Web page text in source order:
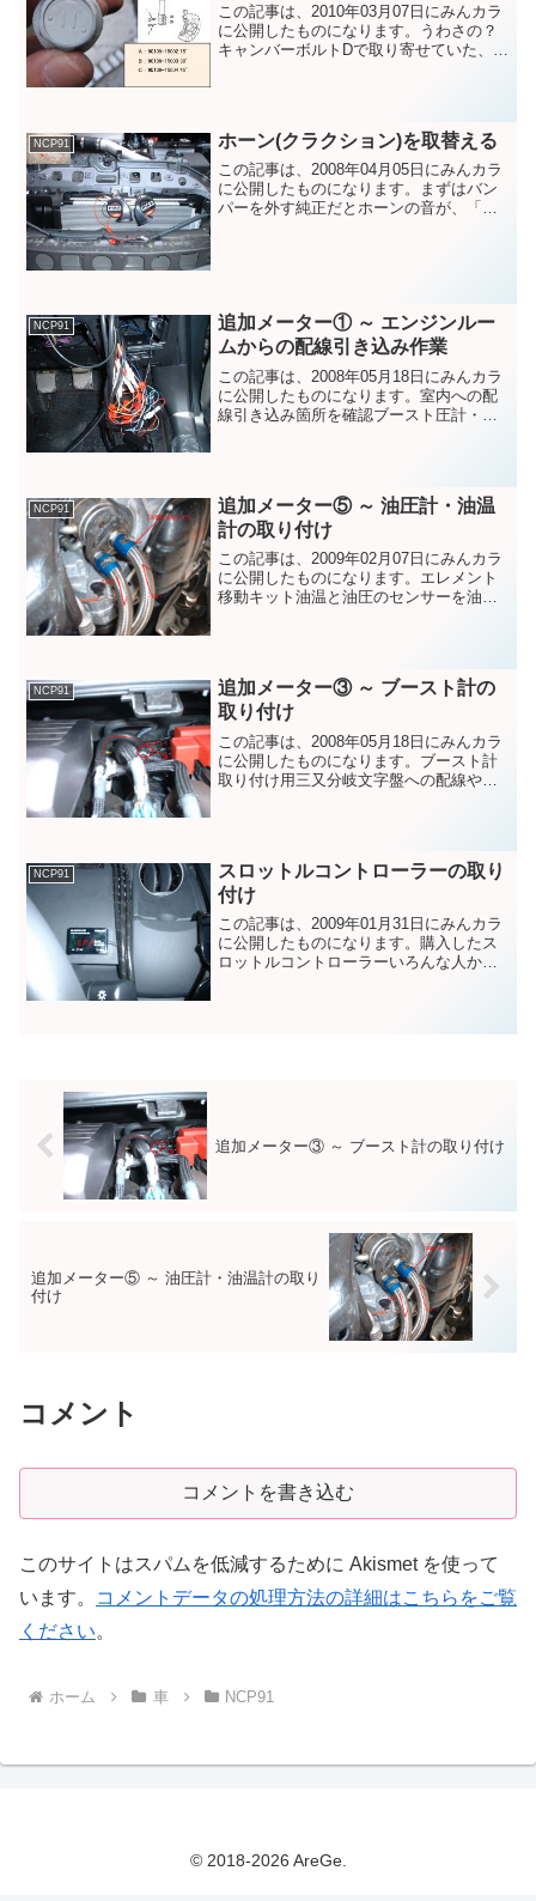
この記事は、2010年03月07日にみんカラ
に公開したものになります。うわさの？
キャンバーボルトDで取り寄せていた、キ
NCP91 ホーン(クラクション)を取替える
この記事は、2008年04月05日にみんカラ
に公開したものになります。まずはバン
パーを外す純正だとホーンの音が、「ミ
NCP91
追加メーター① ～ エンジンルー
ムからの配線引き込み作業
この記事は、2008年05月18日にみんカラ
に公開したものになります。室内への配
線引き込み箇所を確認ブースト圧計・油
NCP91
追加メーター⑤ ～ 油圧計・油温
計の取り付け
この記事は、2009年02月07日にみんカラ
に公開したものになります。エレメント
移動キット油温と油圧のセンサーを油温
取り付けることが...
NCP91
追加メーター③ ～ ブースト計の
取り付け
この記事は、2008年05月18日にみんカラ
に公開したものになります。ブースト計
取り付け用三又分岐文字盤への配線や、
NCP91
スロットルコントローラーの取り
付け
この記事は、2009年01月31日にみんカラ
に公開したものになります。購入したス
ロットルコントローラーいろんな人から
追加メーター③ ～ ブースト計の取り付け
追加メーター⑤ ～ 油圧計・油温計の取り
付け
コメント
コメントを書き込む
このサイトはスパムを低減するために Akismet を使って
います。
コメントデータの処理方法の詳細はこちらをご覧
ください。
ホーム 車 NCP91
© 2018-2026 AreGe.